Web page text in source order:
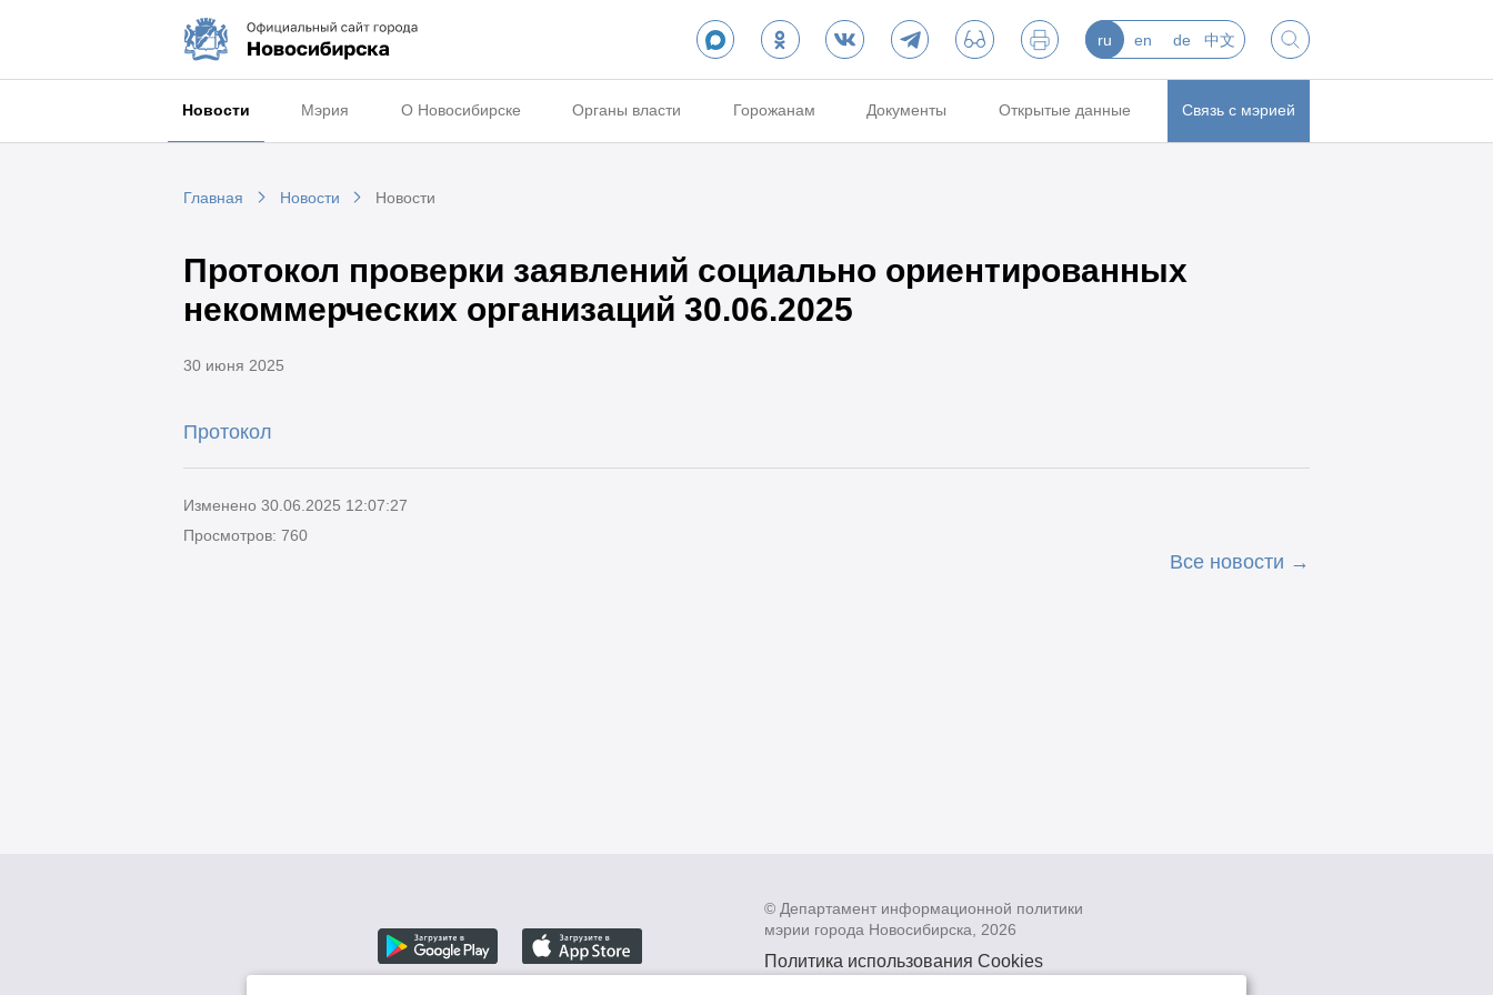
ru en de 中文
Новости Мэрия О Новосибирске Органы власти Горожанам Документы Открытые данные Связь с мэрией
Главная Новости Новости
Протокол проверки заявлений социально ориентированных
некоммерческих организаций 30.06.2025
30 июня 2025
Протокол
Изменено 30.06.2025 12:07:27
Просмотров: 760
Все новости
© Департамент информационной политики
мэрии города Новосибирска, 2026
Политика использования Cookies